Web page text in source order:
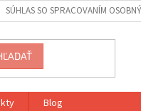
SÚHLAS SO SPRACOVANÍM
Blog